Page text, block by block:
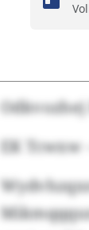
EK Tcwxw